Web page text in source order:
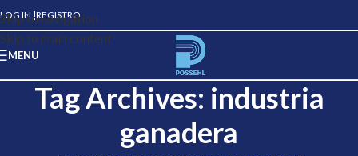
Skip to navigation
Skip to main content
LOG IN |REGISTRO
MENU
Tag Archives: industria
ganadera